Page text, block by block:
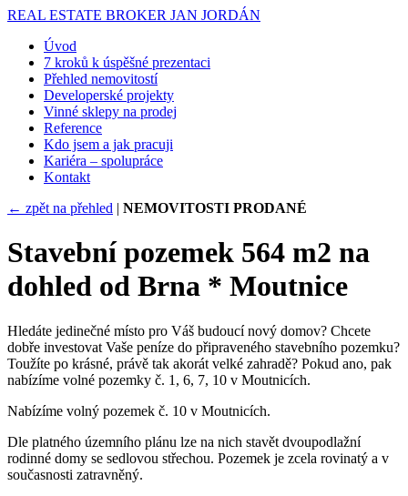
REAL ESTATE BROKER JAN JORDÁN
Úvod
7 kroků k úspěšné prezentaci
Přehled nemovitostí
Developerské projekty
Vinné sklepy na prodej
Reference
Kdo jsem a jak pracuji
Kariéra – spolupráce
Kontakt
← zpět na přehled | NEMOVITOSTI PRODANÉ
Stavební pozemek 564 m2 na
dohled od Brna * Moutnice
Hledáte jedinečné místo pro Váš budoucí nový domov? Chcete
dobře investovat Vaše peníze do připraveného stavebního pozemku?
Toužíte po krásné, právě tak akorát velké zahradě? Pokud ano, pak
nabízíme volné pozemky č. 1, 6, 7, 10 v Moutnicích.
Nabízíme volný pozemek č. 10 v Moutnicích.
Dle platného územního plánu lze na nich stavět dvoupodlažní
rodinné domy se sedlovou střechou. Pozemek je zcela rovinatý a v
současnosti zatravněný.